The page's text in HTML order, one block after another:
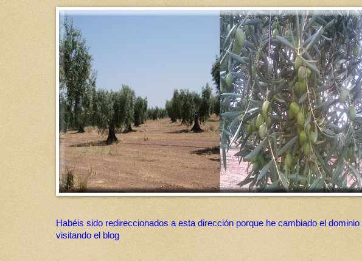
Habéis sido redireccionados a esta dirección porque he cambiado el
visitando el blog